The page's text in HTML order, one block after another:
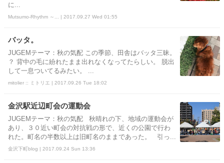
に...
Mutsumo-Rhythm ～... | 2017.09.27 Wed 01:55
バッタ。
JUGEMテーマ：秋の気配 この季節、田舎はバッタ三昧。
？ 背中の毛に紛れたまま出れなくなってたらしい。 脱出
して一息ついてるみたい。 ...
mitolier :: ミトリエ | 2017.09.26 Tue 18:02
金沢駅近辺町会の運動会
JUGEMテーマ：秋の気配 秋晴れの下、地域の運動会が
あり、３０近い町会の対抗戦の形で、近くの公園で行わ
れた。町名の半数以上は旧町名のままであった。 引っ...
金沢下町blog | 2017.09.24 Sun 13:36